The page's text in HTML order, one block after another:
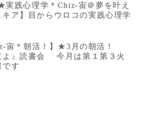
実践心理学＊Chiz-宙＠夢を叶え
キア】目からウロコの実践心理学
宙＊朝活！】★3月の朝活！
』読書会 今月は第１第３火
です